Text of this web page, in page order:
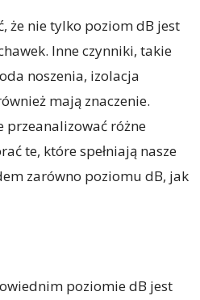
że nie tylko poziom dB jest
Inne czynniki, takie
noszenia, izolacja
mają znaczenie.
przeanalizować różne
te, które spełniają nasze
zarówno poziomu dB, jak
poziomie dB jest